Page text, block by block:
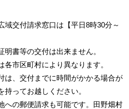
域交付請求窓口は【平日8時30分～
書等の交付は出来ません。
市区町村により異なります。
は、交付までに時間がかかる場合が
ってお越しください。
への郵便請求も可能です。田野畑村